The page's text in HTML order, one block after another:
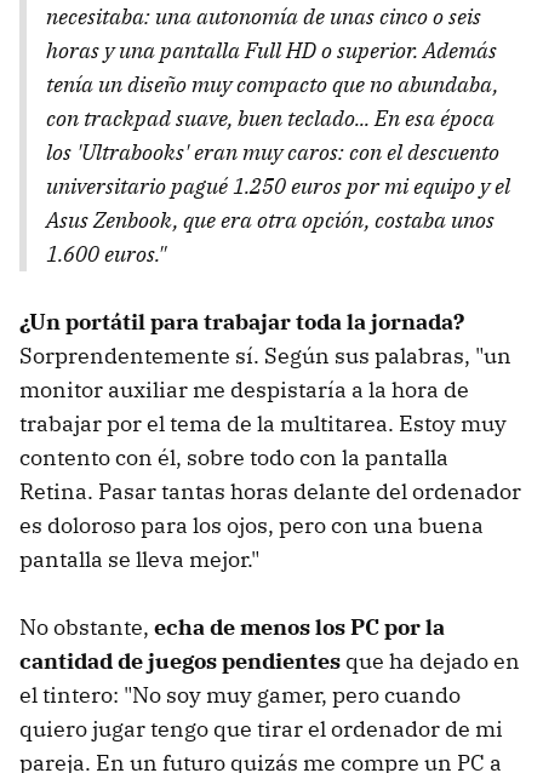
necesitaba: una autonomía de unas cinco o seis
horas y una pantalla Full HD o superior. Además
tenía un diseño muy compacto que no abundaba,
con trackpad suave, buen teclado... En esa época
los 'Ultrabooks' eran muy caros: con el descuento
universitario pagué 1.250 euros por mi equipo y el
Asus Zenbook, que era otra opción, costaba unos
1.600 euros."
¿Un portátil para trabajar toda la jornada?
Sorprendentemente sí. Según sus palabras, "un
monitor auxiliar me despistaría a la hora de
trabajar por el tema de la multitarea. Estoy muy
contento con él, sobre todo con la pantalla
Retina. Pasar tantas horas delante del ordenador
es doloroso para los ojos, pero con una buena
pantalla se lleva mejor."
No obstante, echa de menos los PC por la
cantidad de juegos pendientes que ha dejado en
el tintero: "No soy muy gamer, pero cuando
quiero jugar tengo que tirar el ordenador de mi
pareja. En un futuro quizás me compre un PC a